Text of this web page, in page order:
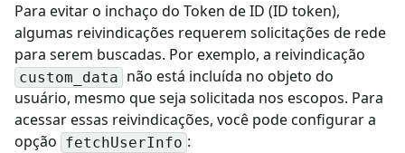
Para evitar o inchaço do Token de ID (ID token),
algumas reivindicações requerem solicitações de rede
para serem buscadas. Por exemplo, a reivindicação
custom_data não está incluída no objeto do
usuário, mesmo que seja solicitada nos escopos. Para
acessar essas reivindicações, você pode configurar a
opção fetchUserInfo :